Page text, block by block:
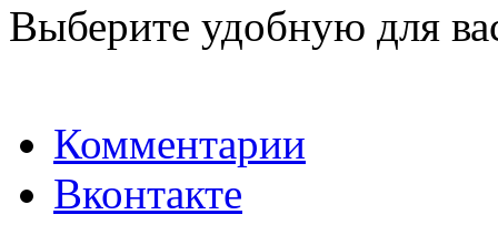
Выберите удобную для
Комментарии
Вконтакте